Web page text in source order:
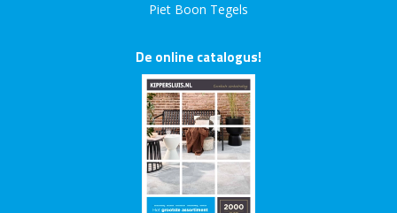
Piet Boon Tegels
De online catalogus!